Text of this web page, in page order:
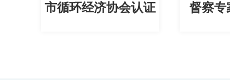
市循环经济协会认证 督察专